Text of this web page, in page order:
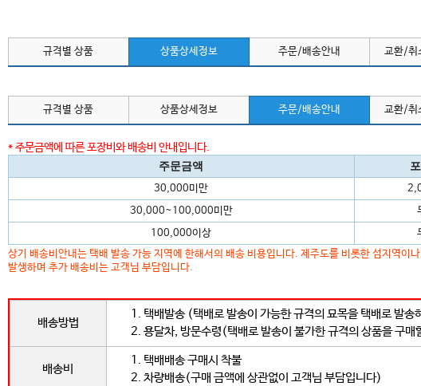
규격별 상품 상품상세정보 주문/배송안내 교환/취
규격별 상품 상품상세정보 주문/배송안내 교환/취
* 주문금액에 따른 포장비와 배송비 안내입니다.
주문금액
30,000미만
30,000~100,000미만
100,000이상
상기 배송비안내는 택배 발송 가능 지역에 한해서의 배송 비용입니다. 제주도를 비롯한 섬지역이
발생하며 추가 배송비는 고객님 부담입니다.
배송방법
1. 택배발송 (택배로 발송이 가능한 규격의 묘목을 택배로 발송
2. 용달차, 방문수령(택배로 발송이 불가한 규격의 상품을 구매
배송비
1. 택배배송 구매시 착불
2. 차량배송(구매 금액에 상관없이 고객님 부담입니다)